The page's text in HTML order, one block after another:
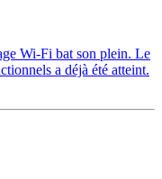
Wi-Fi bat son plein. Le
a déjà été atteint.